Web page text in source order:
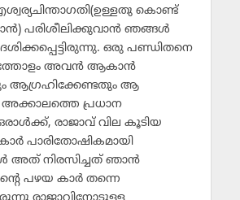
കൊണ്ട്
പരിശീലിക്കുവാന്‍ ഞങ്ങള്‍
ഒരു പണ്ഡിതനെ
അവന്‍ ആകാന്‍
ആഗ്രഹിക്കേണ്ടതും ആ
പ്രധാന
രാജാവ് വില കൂടിയ
പാരിതോഷികമായി
അത് നിരസിച്ചത് ഞാന്‍
പഴയ കാര്‍ തന്നെ